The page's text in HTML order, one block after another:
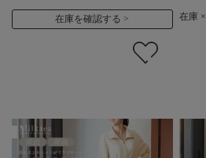
在庫を確認する 在庫 ×